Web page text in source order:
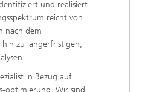
und realisiert
reicht von
nach dem
hin zu längerfristigen,
in Bezug auf
optimierung. Wir sind